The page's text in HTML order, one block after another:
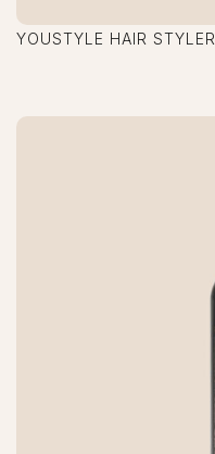
YOUSTYLE HAIR STYLER